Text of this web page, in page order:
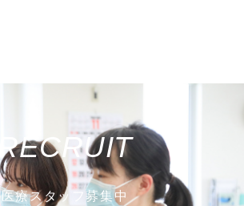
RECRUIT
医療スタッフ募集中